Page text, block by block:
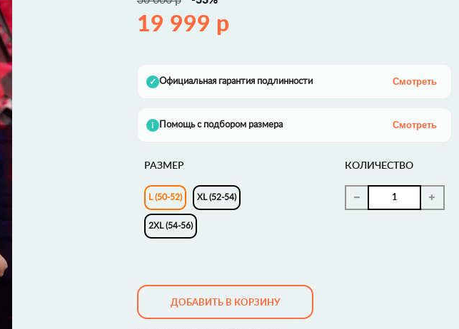
19 999 р
✓ Официальная гарантия подлинности Смотреть
i Помощь с подбором размера Смотреть
РАЗМЕР
L (50-52) XL (52-54)
2XL (54-56)
КОЛИЧЕСТВО
ДОБАВИТЬ В КОРЗИНУ